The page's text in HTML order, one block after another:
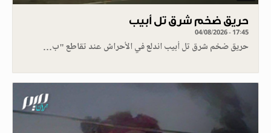
حريق ضخم شرق تل أبيب
04/08/2026 - 17:45
حريق ضخم شرق تل أبيب اندلع في الأحراش عند تقاطع "ب…